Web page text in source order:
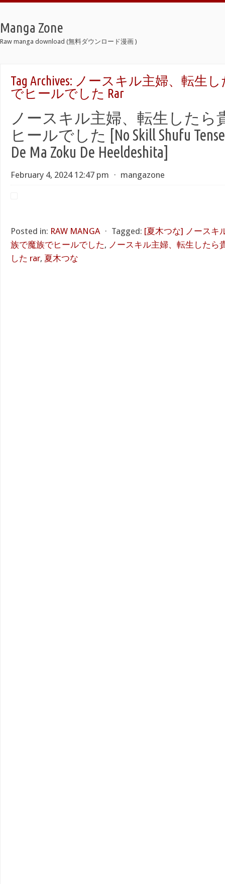
Manga Zone
Raw manga download (無料ダウンロード漫画 )
Tag Archives: ノースキル主婦、転生
でヒールでした Rar
ノースキル主婦、転生したら
ヒールでした [No Skill Shufu
De Ma Zoku De Heeldeshita]
February 4, 2024 12:47 pm ⋅ mangazone
Posted in: RAW MANGA ⋅ Tagged: [夏木つな] ノースキ
族で魔族でヒールでした, ノースキル主婦、転生したら
した rar, 夏木つな